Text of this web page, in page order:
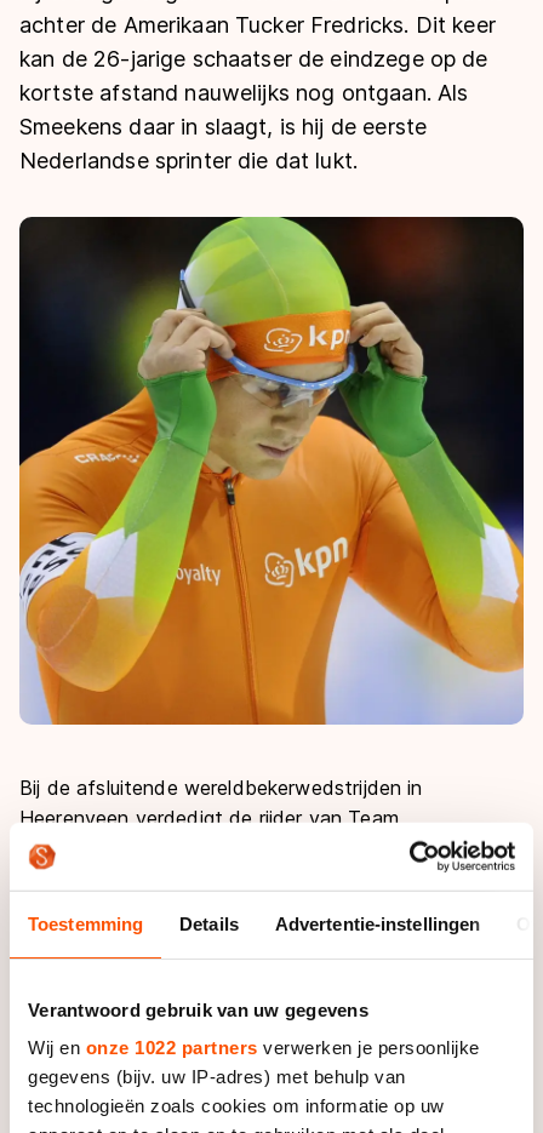
Toestemming Details Advertentie-instellingen
Verantwoord gebruik van uw gegevens
Wij en onze 1022 partners verwerken je persoonlijke
gegevens (bijv. uw IP-adres) met behulp van
technologieën zoals cookies om informatie op uw
Kunstschaatsen
Schoonrijden
Natuurijs
Marathon
Inlineskaten
Kunstschaatsen
Ranglijsten Langebaan
Persoonlijke records & tijden
Historie & statistiek
De weg op
Inschrijven wedstrijden
Algemene Nederlandse Schaatstijd
Waar kan ik schaatsen en skaten?
Schaatsfans
Evenementen
Word schaatsfan!
Olympische Spelen
Olympische Spelen
Medaille overzicht
Medaillespiegel
Olympische uitslagen
Van Jong tot Goud verhalen
achter de Amerikaan Tucker Fredricks. Dit keer
kan de 26-jarige schaatser de eindzege op de
kortste afstand nauwelijks nog ontgaan. Als
Smeekens daar in slaagt, is hij de eerste
Nederlandse sprinter die dat lukt.
Bij de afsluitende wereldbekerwedstrijden in
Heerenveen verdedigt de rijder van Team
BrandLoyalty komend weekeinde een voorsprong van
144 punten op de Japanner Joji Kato. Omdat het de
extra punten te verdienen. De winnaar van de afstand
die twee maal wordt verreden, zijn dus nog 300
"Het zou zeker een bijzondere prestatie zijn'', kijkt
Smeekens vooruit. "Een olympische titel of goud bij de